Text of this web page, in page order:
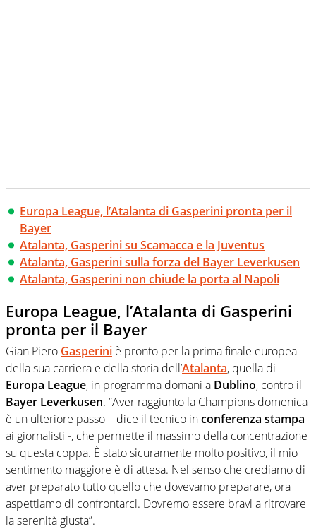
Europa League, l’Atalanta di Gasperini pronta per il
Bayer
Atalanta, Gasperini su Scamacca e la Juventus
Atalanta, Gasperini sulla forza del Bayer Leverkusen
Atalanta, Gasperini non chiude la porta al Napoli
Europa League, l’Atalanta di Gasperini
pronta per il Bayer
Gian Piero Gasperini è pronto per la prima finale europea
della sua carriera e della storia dell’Atalanta, quella di
Europa League, in programma domani a Dublino, contro il
Bayer Leverkusen. “Aver raggiunto la Champions domenica
è un ulteriore passo – dice il tecnico inconferenza stampa
ai giornalisti -, che permette il massimo della concentrazione
su questa coppa. È stato sicuramente molto positivo, il mio
sentimento maggiore è di attesa. Nel senso che crediamo di
aver preparato tutto quello che dovevamo preparare, ora
aspettiamo di confrontarci. Dovremo essere bravi a ritrovare
la serenità giusta”.